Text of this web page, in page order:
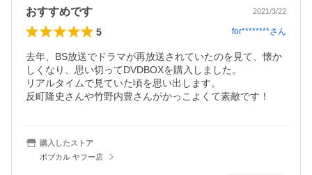
おすすめです 2021/3/22
5 for********さん
去年、BS放送でドラマが再放送されていたのを見て、懐か
しくなり、思い切ってDVDBOXを購入しました。
リアルタイムで見ていた頃を思い出します。
反町隆史さんや竹野内豊さんがかっこよくて素敵です！
購入したストア
ポプカル ヤフー店